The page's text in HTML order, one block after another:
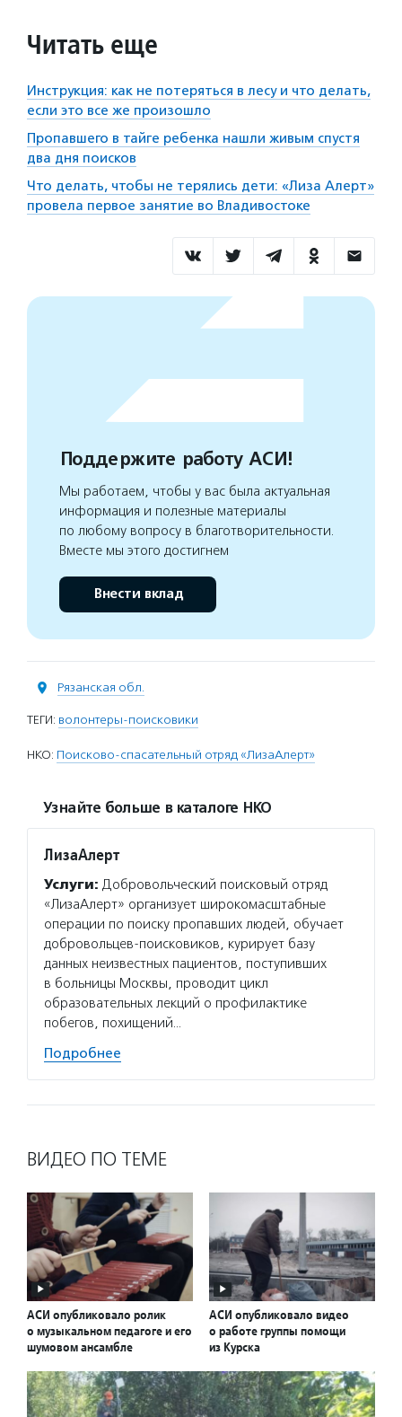
Читать еще
Инструкция: как не потеряться в лесу и что делать,
если это все же произошло
Пропавшего в тайге ребенка нашли живым спустя
два дня поисков
Что делать, чтобы не терялись дети: «Лиза Алерт»
провела первое занятие во Владивостоке
Поддержите работу АСИ!
Мы работаем, чтобы у вас была актуальная
информация и полезные материалы
по любому вопросу в благотворительности.
Вместе мы этого достигнем
Внести вклад
Рязанская обл.
ТЕГИ: волонтеры-поисковики
НКО: Поисково-спасательный отряд «ЛизаАлерт»
Узнайте больше в каталоге НКО
ЛизаАлерт
Услуги: Добровольческий поисковый отряд
«ЛизаАлерт» организует широкомасштабные
операции по поиску пропавших людей, обучает
добровольцев-поисковиков, курирует базу
данных неизвестных пациентов, поступивших
в больницы Москвы, проводит цикл
образовательных лекций о профилактике
побегов, похищений…
Подробнее
ВИДЕО ПО ТЕМЕ
АСИ опубликовало ролик
о музыкальном педагоге и его
шумовом ансамбле
АСИ опубликовало видео
о работе группы помощи
из Курска